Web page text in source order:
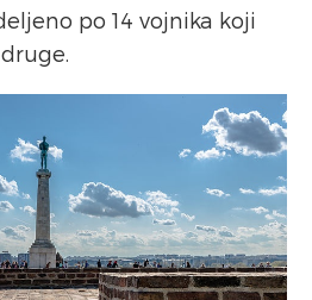
po 14 vojnika koji